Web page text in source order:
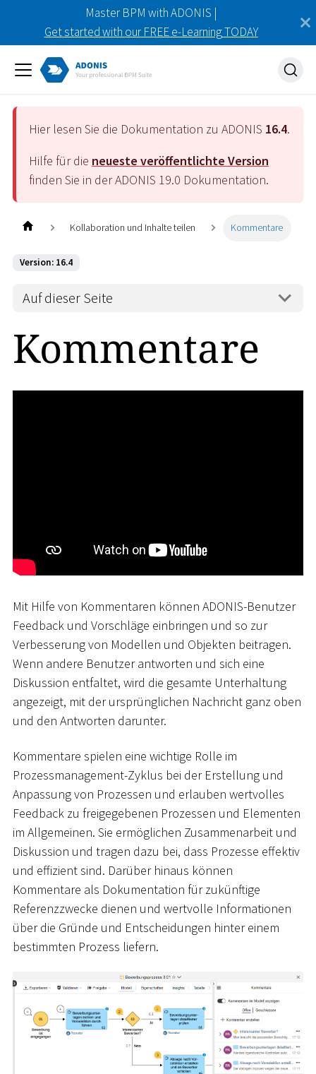
Master BPM with ADONIS |
Get started with our FREE e-Learning TODAY
Hier lesen Sie die Dokumentation zu ADONIS 16.4.
Hilfe für die neueste veröffentlichte Version
finden Sie in der ADONIS 19.0 Dokumentation.
Kollaboration und Inhalte teilen Kommentare
Version: 16.4
Auf dieser Seite
Kommentare
Mit Hilfe von Kommentaren können ADONIS-Benutzer
Feedback und Vorschläge einbringen und so zur
Verbesserung von Modellen und Objekten beitragen.
Wenn andere Benutzer antworten und sich eine
Diskussion entfaltet, wird die gesamte Unterhaltung
angezeigt, mit der ursprünglichen Nachricht ganz oben
und den Antworten darunter.
Kommentare spielen eine wichtige Rolle im
Prozessmanagement-Zyklus bei der Erstellung und
Anpassung von Prozessen und erlauben wertvolles
Feedback zu freigegebenen Prozessen und Elementen
im Allgemeinen. Sie ermöglichen Zusammenarbeit und
Diskussion und tragen dazu bei, dass Prozesse effektiv
und effizient sind. Darüber hinaus können
Kommentare als Dokumentation für zukünftige
Referenzzwecke dienen und wertvolle Informationen
über die Gründe und Entscheidungen hinter einem
bestimmten Prozess liefern.